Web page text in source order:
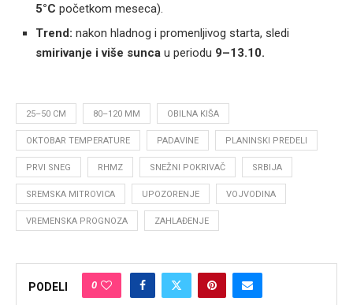
5°C početkom meseca).
Trend: nakon hladnog i promenljivog starta, sledi
smirivanje i više sunca u periodu 9–13.10.
25–50 CM 80–120 MM OBILNA KIŠA
OKTOBAR TEMPERATURE PADAVINE PLANINSKI PREDELI
PRVI SNEG RHMZ SNEŽNI POKRIVAČ SRBIJA
SREMSKA MITROVICA UPOZORENJE VOJVODINA
VREMENSKA PROGNOZA ZAHLAĐENJE
PODELI 0